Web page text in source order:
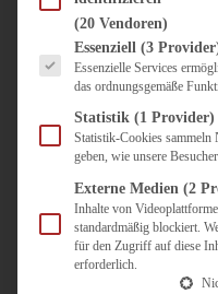
ÜBER MICH
(20 Vendoren)
Es folgt eine Liste der Service-
Essenziell (3
Essenzielle Services
das ordnungsgemäße
Statistik (1 Provider)
Statistik-Cookies sammeln
geben, wie unsere
Externe Medien (2
Inhalte von
standardmäßig blockiert.
für den Zugriff auf diese
erforderlich.